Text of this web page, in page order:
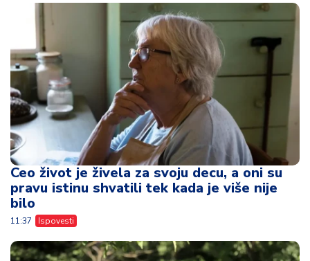
Ceo život je živela za svoju decu, a oni su
pravu istinu shvatili tek kada je više nije
bilo
11:37 Ispovesti